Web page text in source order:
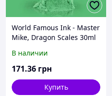
World Famous Ink - Master
Mike, Dragon Scales 30ml
В наличии
171.36 грн
Купить